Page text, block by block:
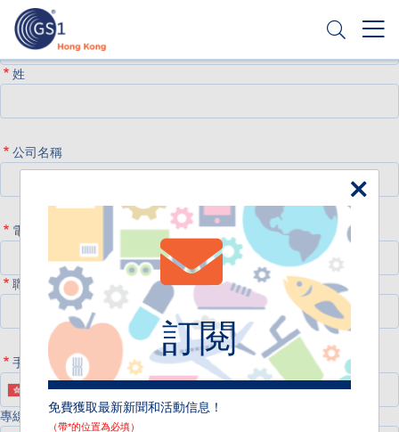
Header
Menu
名
姓
公司名稱
電郵地址
職稱
手機號碼
專線電話
訂閱
免費獲取最新新聞和活動信息！
（帶*的位置為必填）